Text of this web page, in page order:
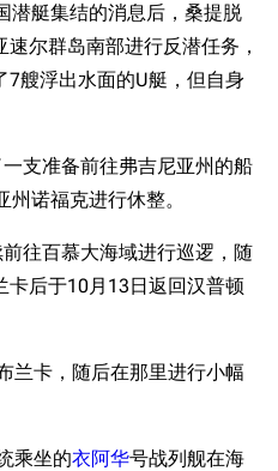
潜艇集结的消息后，桑提脱
尔群岛南部进行反潜任务，
7艘浮出水面的U艇，但自身
支准备前往弗吉尼亚州的船
诺福克进行休整。
往百慕大海域进行巡逻，随
卡后于10月13日返回汉普顿
兰卡，随后在那里进行小幅
乘坐的衣阿华号战列舰在海